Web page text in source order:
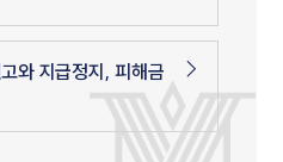
와 지급정지, 피해금